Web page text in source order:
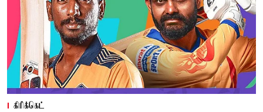
கிரிக்கெட்